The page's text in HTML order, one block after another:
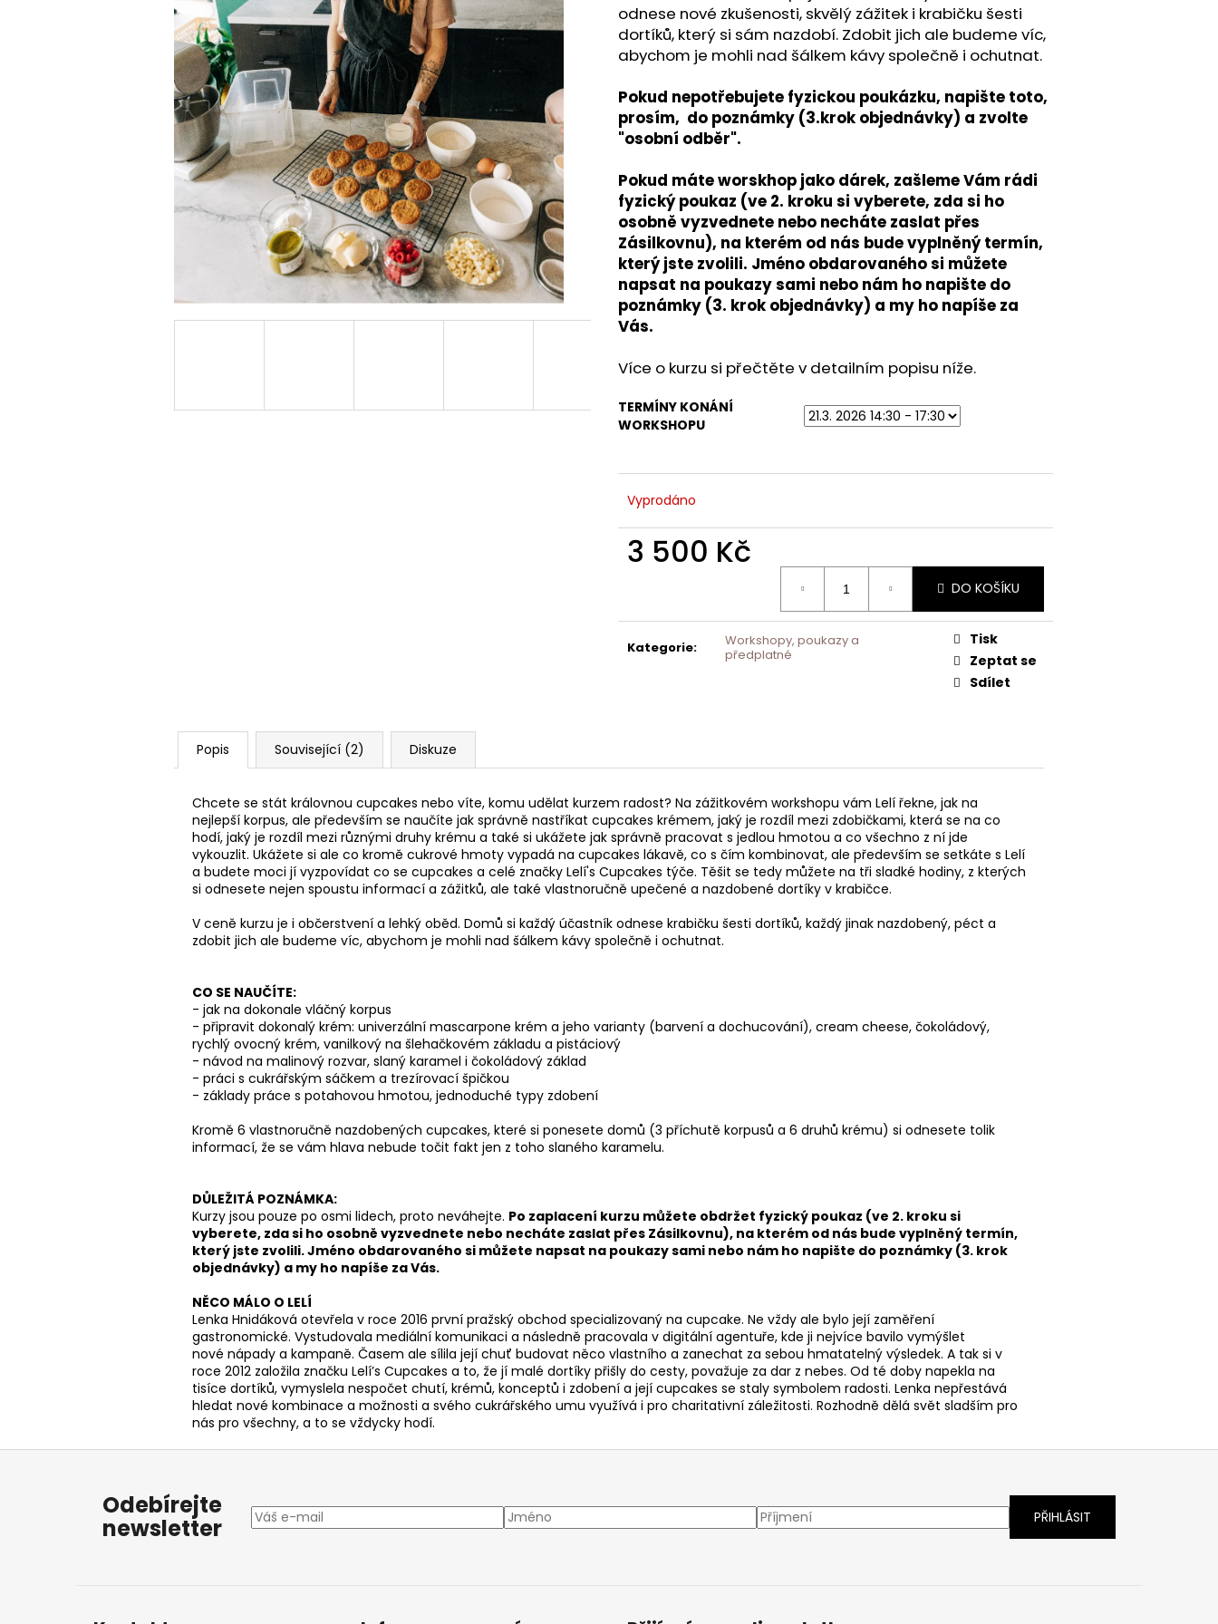
odnese nové zkušenosti, skvělý zážitek i krabičku šesti
dortíků, který si sám nazdobí. Zdobit jich ale budeme víc,
abychom je mohli nad šálkem kávy společně i ochutnat.
Pokud nepotřebujete fyzickou poukázku, napište toto,
prosím, do poznámky (3.krok objednávky) a zvolte
"osobní odběr".
Pokud máte worskhop jako dárek, zašleme Vám rádi
fyzický poukaz (ve 2. kroku si vyberete, zda si ho
osobně vyzvednete nebo necháte zaslat přes
Zásilkovnu), na kterém od nás bude vyplněný termín,
který jste zvolili. Jméno obdarovaného si můžete
napsat na poukazy sami nebo nám ho napište do
poznámky (3. krok objednávky) a my ho napíše za
Vás.
Více o kurzu si přečtěte v detailním popisu níže.
TERMÍNY KONÁNÍ
WORKSHOPU
Vyprodáno
3 500 Kč
DO KOŠÍKU
Kategorie:
Workshopy, poukazy a
předplatné
Tisk
Zeptat se
Sdílet
Popis Související (2) Diskuze
Chcete se stát královnou cupcakes nebo víte, komu udělat kurzem radost? Na zážitkovém workshopu vám Lelí řekne, jak na
nejlepší korpus, ale především se naučíte jak správně nastříkat cupcakes krémem, jaký je rozdíl mezi zdobičkami, která se na co
hodí, jaký je rozdíl mezi různými druhy krému a také si ukážete jak správně pracovat s jedlou hmotou a co všechno z ní jde
vykouzlit. Ukážete si ale co kromě cukrové hmoty vypadá na cupcakes lákavě, co s čím kombinovat, ale především se setkáte s Lelí
a budete moci jí vyzpovídat co se cupcakes a celé značky Lelí's Cupcakes týče. Těšit se tedy můžete na tři sladké hodiny, z kterých
si odnesete nejen spoustu informací a zážitků, ale také vlastnoručně upečené a nazdobené dortíky v krabičce.
V ceně kurzu je i občerstvení a lehký oběd. Domů si každý účastník odnese krabičku šesti dortíků, každý jinak nazdobený, péct a
zdobit jich ale budeme víc, abychom je mohli nad šálkem kávy společně i ochutnat.
CO SE NAUČÍTE:
- jak na dokonale vláčný korpus
- připravit dokonalý krém: univerzální mascarpone krém a jeho varianty (barvení a dochucování), cream cheese, čokoládový,
rychlý ovocný krém, vanilkový na šlehačkovém základu a pistáciový
- návod na malinový rozvar, slaný karamel i čokoládový základ
- práci s cukrářským sáčkem a trezírovací špičkou
- základy práce s potahovou hmotou, jednoduché typy zdobení
Kromě 6 vlastnoručně nazdobených cupcakes, které si ponesete domů (3 příchutě korpusů a 6 druhů krému) si odnesete tolik
informací, že se vám hlava nebude točit fakt jen z toho slaného karamelu.
DŮLEŽITÁ POZNÁMKA:
Kurzy jsou pouze po osmi lidech, proto neváhejte. Po zaplacení kurzu můžete obdržet fyzický poukaz (ve 2. kroku si
vyberete, zda si ho osobně vyzvednete nebo necháte zaslat přes Zásilkovnu), na kterém od nás bude vyplněný termín,
který jste zvolili. Jméno obdarovaného si můžete napsat na poukazy sami nebo nám ho napište do poznámky (3. krok
objednávky) a my ho napíše za Vás.
NĚCO MÁLO O LELÍ
Lenka Hnidáková otevřela v roce 2016 první pražský obchod specializovaný na cupcake. Ne vždy ale bylo její zaměření
gastronomické. Vystudovala mediální komunikaci a následně pracovala v digitální agentuře, kde ji nejvíce bavilo vymýšlet
nové nápady a kampaně. Časem ale sílila její chuť budovat něco vlastního a zanechat za sebou hmatatelný výsledek. A tak si v
roce 2012 založila značku Lelí’s Cupcakes a to, že jí malé dortíky přišly do cesty, považuje za dar z nebes. Od té doby napekla na
tisíce dortíků, vymyslela nespočet chutí, krémů, konceptů i zdobení a její cupcakes se staly symbolem radosti. Lenka nepřestává
hledat nové kombinace a možnosti a svého cukrářského umu využívá i pro charitativní záležitosti. Rozhodně dělá svět sladším pro
nás pro všechny, a to se vždycky hodí.
Z
Odebírejte
newsletter